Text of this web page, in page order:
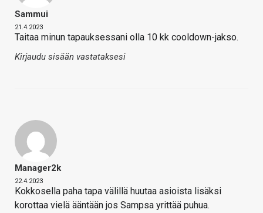
Sammui
21.4.2023
Taitaa minun tapauksessani olla 10 kk cooldown-jakso.
Kirjaudu sisään vastataksesi
Manager2k
22.4.2023
Kokkosella paha tapa välillä huutaa asioista lisäksi
korottaa vielä ääntään jos Sampsa yrittää puhua.